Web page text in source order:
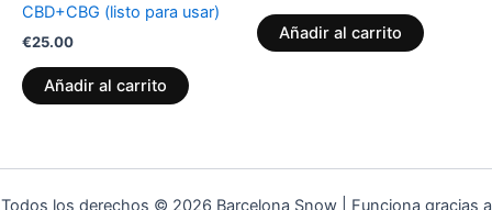
CBD+CBG (listo para usar)
€25.00
Añadir al carrito
Añadir al carrito
Todos los derechos © 2026 Barcelona Snow | Funciona gracias a